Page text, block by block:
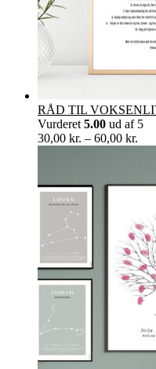
RÅD TIL
Vurderet 5.00 ud af 5
30,00 kr. – 60,00 kr.